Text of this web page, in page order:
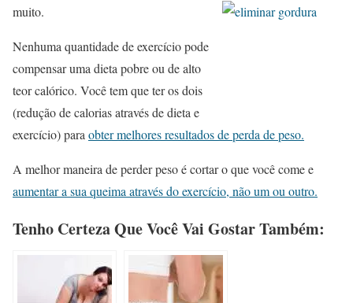
muito.
Nenhuma quantidade de exercício pode
compensar uma dieta pobre ou de alto
teor calórico. Você tem que ter os dois
(redução de calorias através de dieta e
exercício) para obter melhores resultados de perda de peso.
A melhor maneira de perder peso é cortar o que você come e
aumentar a sua queima através do exercício, nãoum ou outro.
Tenho Certeza Que Você Vai Gostar Também: